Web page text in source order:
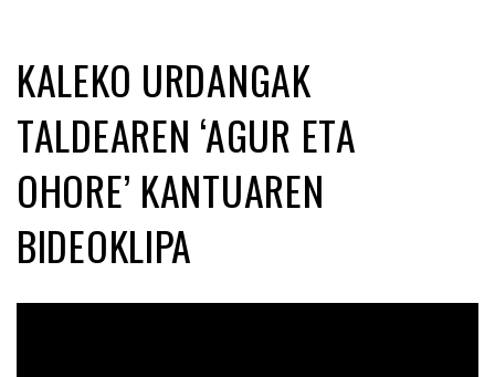
KALEKO URDANGAK
TALDEAREN ‘AGUR ETA
OHORE’ KANTUAREN
BIDEOKLIPA